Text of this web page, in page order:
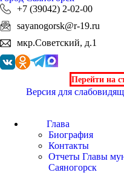
+7 (39042) 2-02-00
sayanogorsk@r-19.ru
мкр.Советский, д.1
Перейти на
Версия для
Глава
Биография
Контакты
Отчеты Главы
Саяногорск